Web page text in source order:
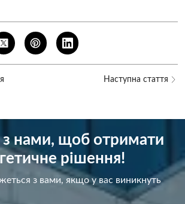
Наступна стаття
з нами, щоб отримати
рішення!
з вами, якщо у вас виникнуть